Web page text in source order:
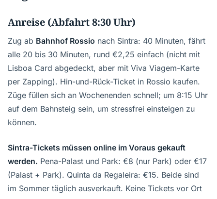
Anreise (Abfahrt 8:30 Uhr)
Zug ab Bahnhof Rossio nach Sintra: 40 Minuten, fährt
alle 20 bis 30 Minuten, rund €2,25 einfach (nicht mit
Lisboa Card abgedeckt, aber mit Viva Viagem-Karte
per Zapping). Hin-und-Rück-Ticket in Rossio kaufen.
Züge füllen sich an Wochenenden schnell; um 8:15 Uhr
auf dem Bahnsteig sein, um stressfrei einsteigen zu
können.
Sintra-Tickets müssen online im Voraus gekauft
werden. Pena-Palast und Park: €8 (nur Park) oder €17
(Palast + Park). Quinta da Regaleira: €15. Beide sind
im Sommer täglich ausverkauft. Keine Tickets vor Ort